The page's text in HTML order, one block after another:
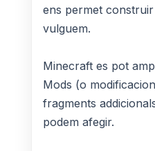
ens permet
vulguem.
Minecraft es pot
Mods (o
fragments
podem afegir.